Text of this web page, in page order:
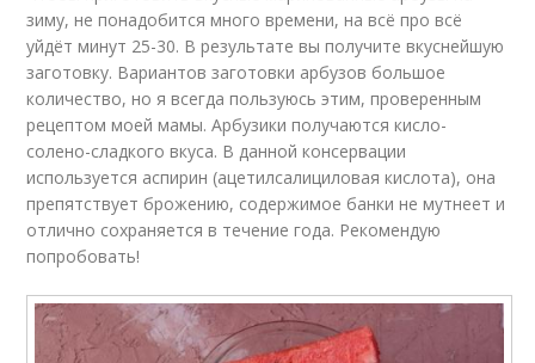
зиму, не понадобится много времени, на всё про всё
уйдёт минут 25-30. В результате вы получите вкуснейшую
заготовку. Вариантов заготовки арбузов большое
количество, но я всегда пользуюсь этим, проверенным
рецептом моей мамы. Арбузики получаются кисло-
солено-сладкого вкуса. В данной консервации
используется аспирин (ацетилсалициловая кислота), она
препятствует брожению, содержимое банки не мутнеет и
отлично сохраняется в течение года. Рекомендую
попробовать!